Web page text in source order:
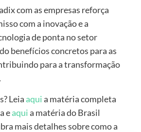
com as empresas reforça
com a inovação e a
de ponta no setor
benefícios concretos para as
para a transformação
Leia aquia matéria completa
eaquia matéria do Brasil
mais detalhes sobre como a